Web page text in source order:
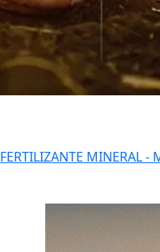
FERTILIZANTE MINERAL -